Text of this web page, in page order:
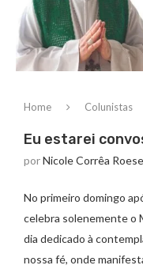
Home Colunistas
Eu estarei
porNicole Corrêa Roese
No primeiro domingo
celebra solenemente o
dia dedicado à
nossa fé, onde